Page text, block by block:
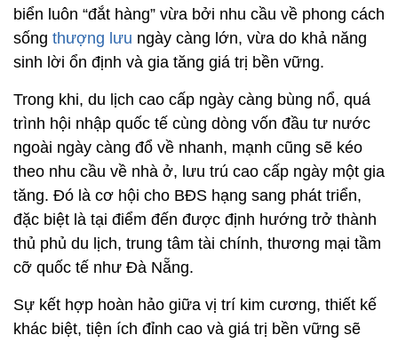
biển luôn “đắt hàng” vừa bởi nhu cầu về phong cách
sống thượng lưu ngày càng lớn, vừa do khả năng
sinh lời ổn định và gia tăng giá trị bền vững.
Trong khi, du lịch cao cấp ngày càng bùng nổ, quá
trình hội nhập quốc tế cùng dòng vốn đầu tư nước
ngoài ngày càng đổ về nhanh, mạnh cũng sẽ kéo
theo nhu cầu về nhà ở, lưu trú cao cấp ngày một gia
tăng. Đó là cơ hội cho BĐS hạng sang phát triển,
đặc biệt là tại điểm đến được định hướng trở thành
thủ phủ du lịch, trung tâm tài chính, thương mại tầm
cỡ quốc tế như Đà Nẵng.
Sự kết hợp hoàn hảo giữa vị trí kim cương, thiết kế
khác biệt, tiện ích đỉnh cao và giá trị bền vững sẽ